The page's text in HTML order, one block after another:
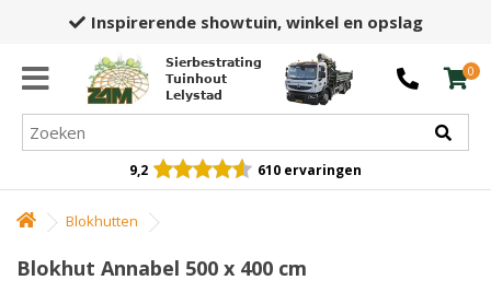
Inspirerende showtuin,winkel en opslag
Sierbestrating
Tuinhout
Lelystad
0
9,2 610 ervaringen
Blokhutten
Blokhut Annabel 500 x 400 cm